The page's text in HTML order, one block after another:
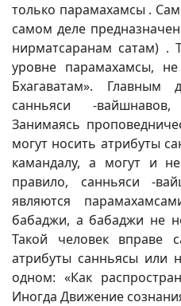
только парамахамсы .
самом деле
нирматсаранам сатам) .
уровне парамахамсы,
Бхагаватам». Главным
санньяси -
Занимаясь
могут носить атрибуты
камандалу, а могут и
правило, санньяси -
являются
бабаджи, а бабаджи не
Такой человек вправе
атрибуты санньясы или
одном: «Как
Иногда Движение